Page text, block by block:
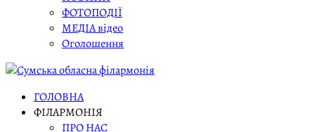
ФОТОПОДІЇ
МЕДІА відео
Оголошення
ГОЛОВНА
ФІЛАРМОНІЯ
ПРО НАС